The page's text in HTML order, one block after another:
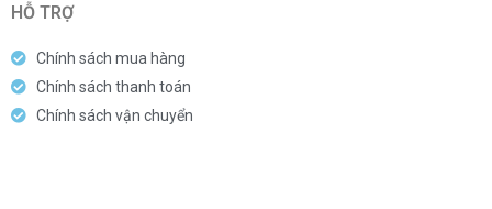
HỖ TRỢ
Chính sách mua hàng
Chính sách thanh toán
Chính sách vận chuyển